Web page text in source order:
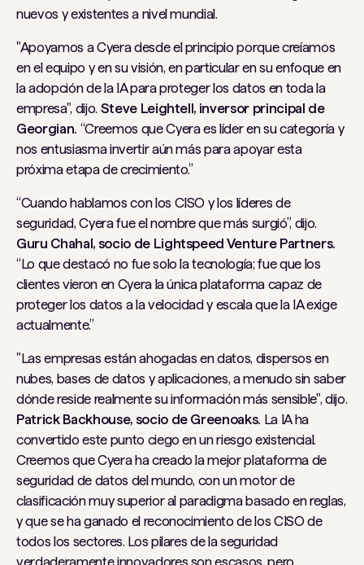
nuevos y existentes a nivel mundial.
"Apoyamos a Cyera desde el principio porque creíamos
en el equipo y en su visión, en particular en su enfoque en
la adopción de la IA para proteger los datos en toda la
empresa", dijo. Steve Leightell, inversor principal de
Georgian. “Creemos que Cyera es líder en su categoría y
nos entusiasma invertir aún más para apoyar esta
próxima etapa de crecimiento.”
“Cuando hablamos con los CISO y los líderes de
seguridad, Cyera fue el nombre que más surgió”, dijo.
Guru Chahal, socio de Lightspeed Venture Partners.
“Lo que destacó no fue solo la tecnología; fue que los
clientes vieron en Cyera la única plataforma capaz de
proteger los datos a la velocidad y escala que la IA exige
actualmente.”
"Las empresas están ahogadas en datos, dispersos en
nubes, bases de datos y aplicaciones, a menudo sin saber
dónde reside realmente su información más sensible", dijo.
Patrick Backhouse, socio de Greenoaks. La IA ha
convertido este punto ciego en un riesgo existencial.
Creemos que Cyera ha creado la mejor plataforma de
seguridad de datos del mundo, con un motor de
clasificación muy superior al paradigma basado en reglas,
y que se ha ganado el reconocimiento de los CISO de
todos los sectores. Los pilares de la seguridad
verdaderamente innovadores son escasos, pero